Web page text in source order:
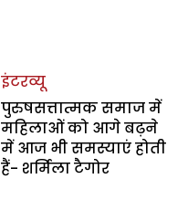
इंटरव्यू
पुरुषसत्तात्मक समाज में
महिलाओं को आगे बढ़ने
में आज भी समस्याएं होती
हैं- शर्मिला टैगोर